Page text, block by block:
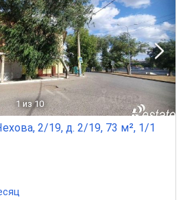
1 из 10
2/19, д. 2/19, 73 м², 1/1